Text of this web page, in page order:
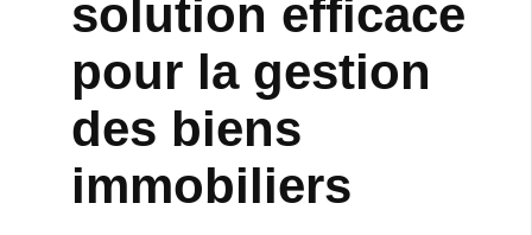
solution efficace
pour la gestion
des biens
immobiliers